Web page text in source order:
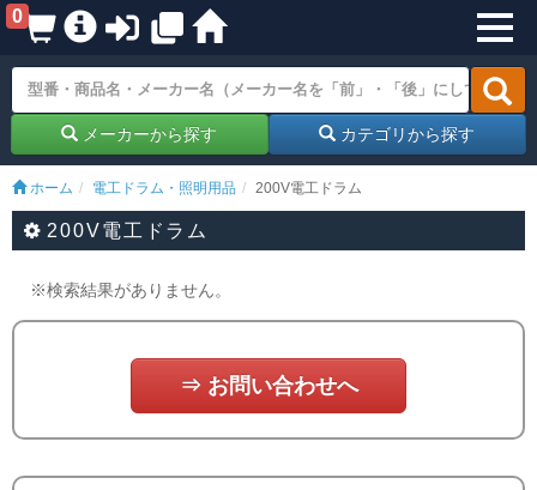
0
メーカーから探す カテゴリから探す
ホーム 電工ドラム・照明用品 200V電工ドラム
200V電工ドラム
※検索結果がありません。
⇒ お問い合わせへ